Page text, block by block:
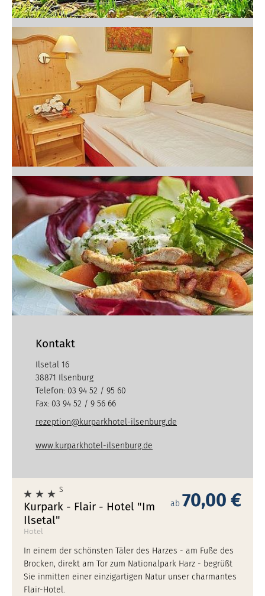
Kontakt
Ilsetal 16
38871 Ilsenburg
Telefon: 03 94 52 / 95 60
Fax: 03 94 52 / 9 56 66
rezeption@kurparkhotel-ilsenburg.de
www.kurparkhotel-ilsenburg.de
S
ab 70,00 €
Kurpark - Flair - Hotel "Im
Ilsetal"
Hotel
In einem der schönsten Täler des Harzes - am Fuße des
Brocken, direkt am Tor zum Nationalpark Harz - begrüßt
Sie inmitten einer einzigartigen Natur unser charmantes
Flair-Hotel.